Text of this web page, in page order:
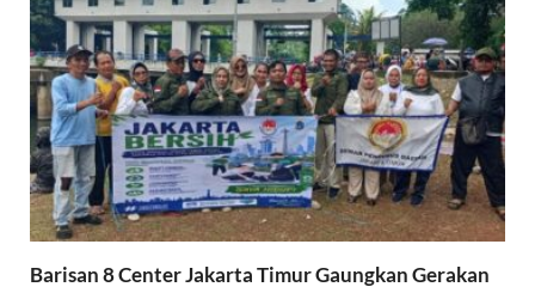
Barisan 8 Center Jakarta Timur Gaungkan Gerakan